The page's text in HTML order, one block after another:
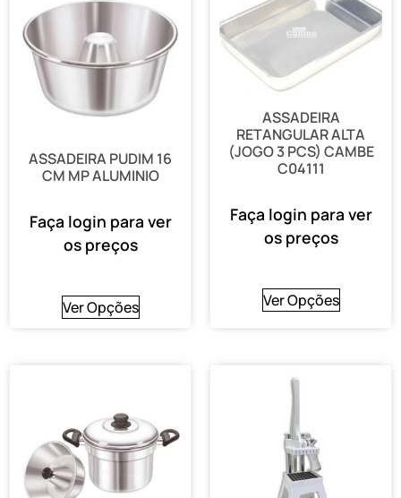
ASSADEIRA PUDIM 16
CM MP ALUMINIO
Faça login para ver
os preços
Ver Opções
ASSADEIRA
RETANGULAR ALTA
(JOGO 3 PCS) CAMBE
C04111
Faça login para ver
os preços
Ver Opções